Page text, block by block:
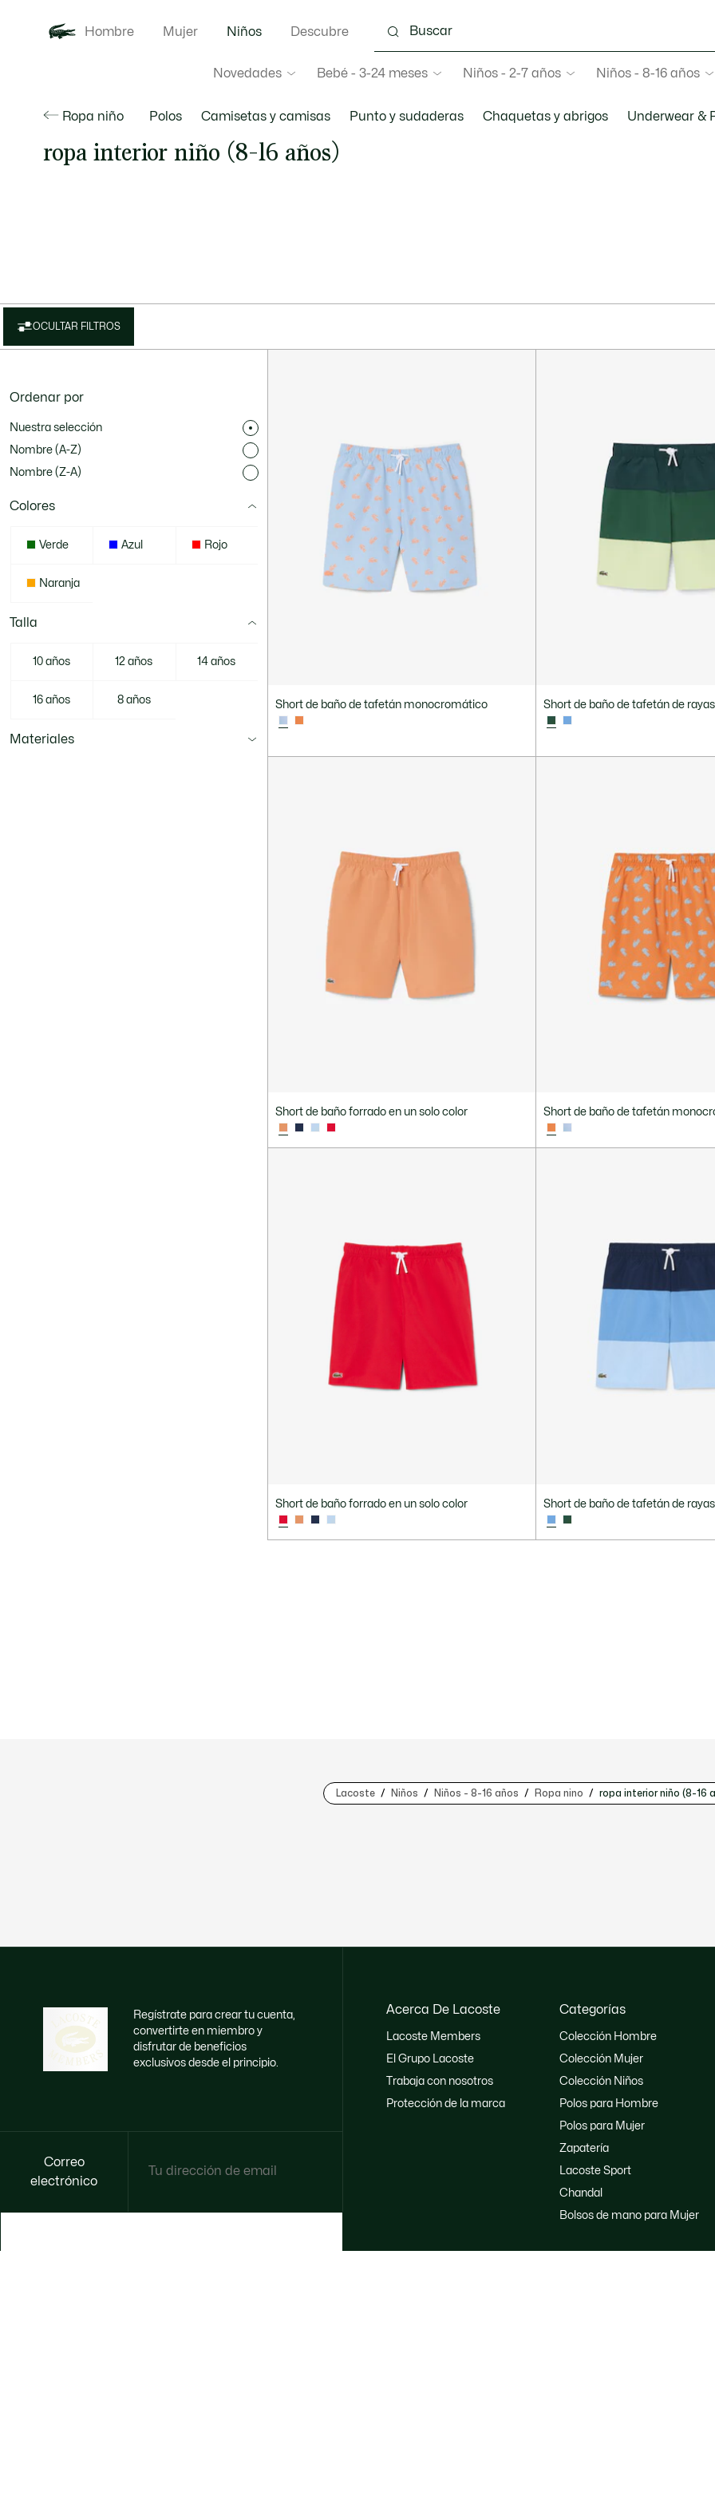
Hombre Mujer Niños
Novedades Bebé - 3-24 meses Niños - 2-7 años Niños - 8-16 años
Descubre
Ropa niño Polos Camisetas y camisas Punto y sudaderas Chaquetas y abrigos Underwear &
ropa interior niño (8-16 años)
OCULTAR FILTROS
Ordenar por
Nuestra selección
Nombre (A-Z)
Nombre (Z-A)
Colores
Verde Azul Rojo
Naranja
Talla
10 años 12 años 14 años
16 años 8 años
Materiales
Short de baño de tafetán monocromático Short de baño de tafetán de rayas
Short de baño forrado en un solo color Short de baño de tafetán
Short de baño forrado en un solo color Short de baño de tafetán de rayas
Lacoste Niños Niños - 8-16 años Ropa nino ropa interior niño (8-16
Regístrate para crear tu cuenta,
convertirte en miembro y
disfrutar de beneficios
exclusivos desde el principio.
Correo
electrónico
Acerca De Lacoste
Lacoste Members
El Grupo Lacoste
Trabaja con nosotros
Protección de la marca
Categorías
Colección Hombre
Colección Mujer
Colección Niños
Polos para Hombre
Polos para Mujer
Zapatería
Lacoste Sport
Chandal
Bolsos de mano para Mujer